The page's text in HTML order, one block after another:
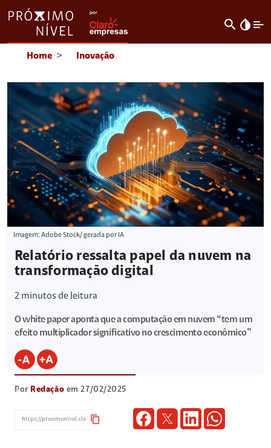
search invert_colors
Home > Inovação
Imagem: Adobe Stock/ gerada por IA
Relatório ressalta papel da nuvem na
transformação digital
2 minutos de leitura
O white paper aponta que a computação em nuvem “tem um
efeito multiplicador significativo no crescimento econômico”
Por Redação em 27/02/2025
content_copy